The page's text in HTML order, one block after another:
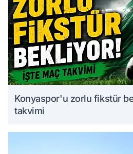
Konyaspor'u zorlu fikstür
takvimi